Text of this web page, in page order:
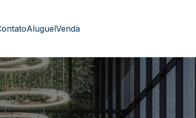
AluguelVenda